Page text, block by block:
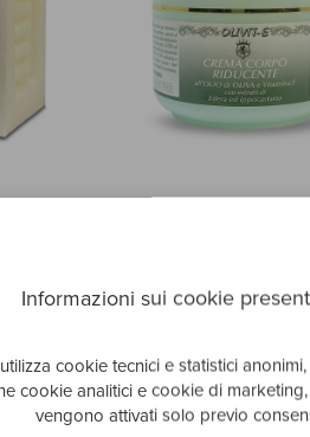
Informazioni sui cookie
cookie tecnici e statistici
cookie analitici e cookie di
vengono attivati solo previo